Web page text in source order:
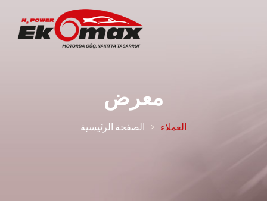
معرض
الصفحة الرئيسية العملاء